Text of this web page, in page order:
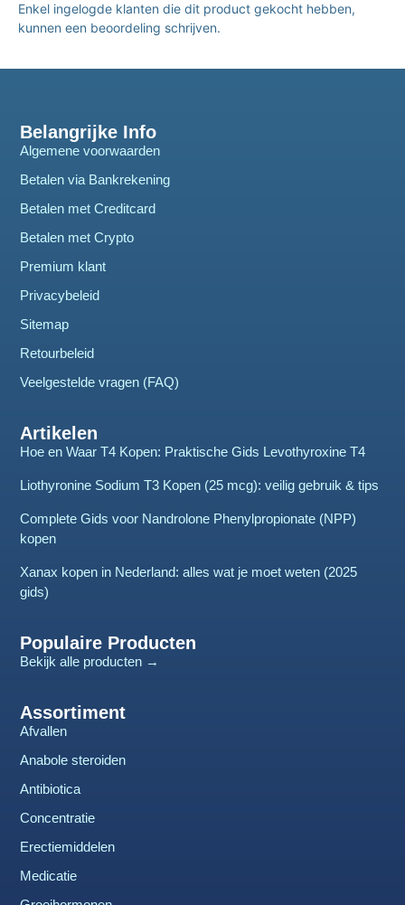
Enkel ingelogde klanten die dit product gekocht hebben,
kunnen een beoordeling schrijven.
Belangrijke Info
Algemene voorwaarden
Betalen via Bankrekening
Betalen met Creditcard
Betalen met Crypto
Premium klant
Privacybeleid
Sitemap
Retourbeleid
Veelgestelde vragen (FAQ)
Artikelen
Hoe en Waar T4 Kopen: Praktische Gids Levothyroxine T4
Liothyronine Sodium T3 Kopen (25 mcg): veilig gebruik & tips
Complete Gids voor Nandrolone Phenylpropionate (NPP)
kopen
Xanax kopen in Nederland: alles wat je moet weten (2025
gids)
Populaire Producten
Bekijk alle producten →
Assortiment
Afvallen
Anabole steroiden
Antibiotica
Concentratie
Erectiemiddelen
Medicatie